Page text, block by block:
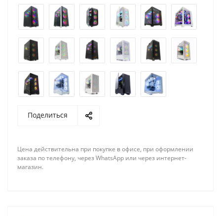
Поделиться
Цена действительна при покупке в офисе, при оформлении
заказа по телефону, через WhatsApp или через интернет-
магазин.